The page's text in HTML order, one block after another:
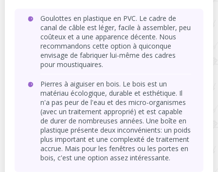
Goulottes en plastique en PVC. Le cadre de
canal de câble est léger, facile à assembler, peu
coûteux et a une apparence décente. Nous
recommandons cette option à quiconque
envisage de fabriquer lui-même des cadres
pour moustiquaires.
Pierres à aiguiser en bois. Le bois est un
matériau écologique, durable et esthétique. Il
n'a pas peur de l'eau et des micro-organismes
(avec un traitement approprié) et est capable
de durer de nombreuses années. Une boîte en
plastique présente deux inconvénients: un poids
plus important et une complexité de traitement
accrue. Mais pour les fenêtres ou les portes en
bois, c'est une option assez intéressante.